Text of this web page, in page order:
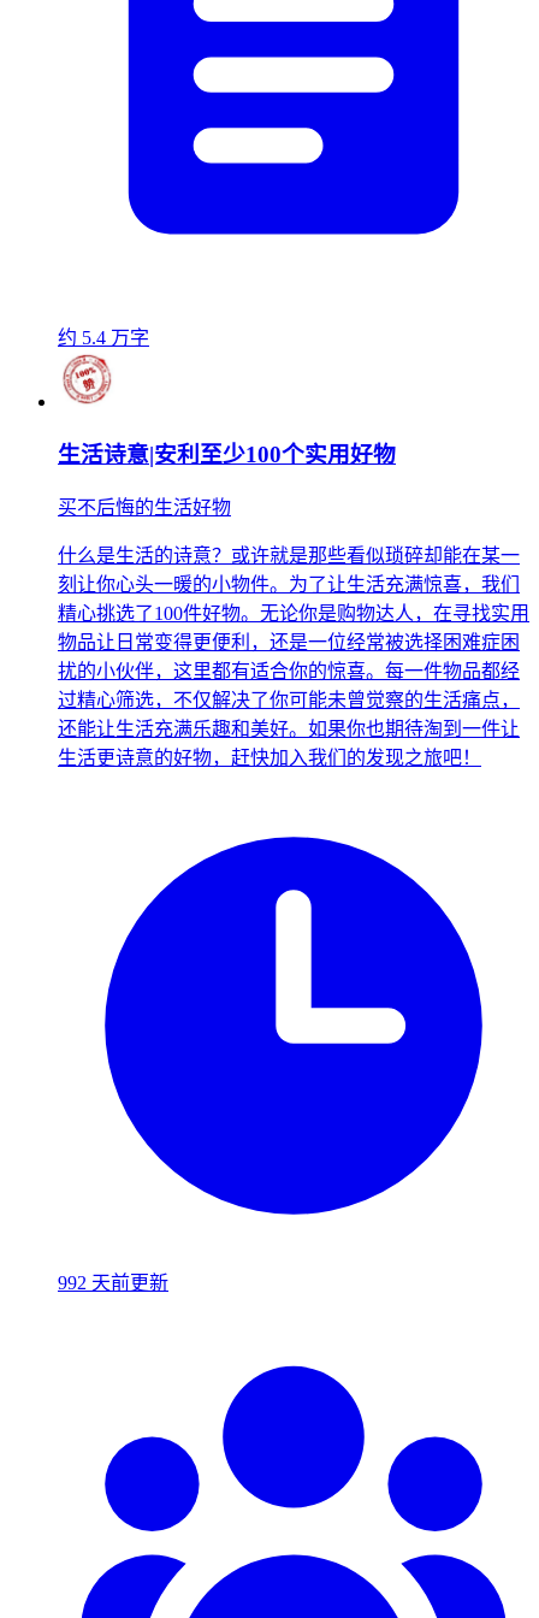
约 5.4 万字
生活诗意|安利至少100个实用好物
买不后悔的生活好物
什么是生活的诗意？或许就是那些看似琐碎却能在某一
刻让你心头一暖的小物件。为了让生活充满惊喜，我们
精心挑选了100件好物。无论你是购物达人，在寻找实用
物品让日常变得更便利，还是一位经常被选择困难症困
扰的小伙伴，这里都有适合你的惊喜。每一件物品都经
过精心筛选，不仅解决了你可能未曾觉察的生活痛点，
还能让生活充满乐趣和美好。如果你也期待淘到一件让
生活更诗意的好物，赶快加入我们的发现之旅吧！
992 天前更新